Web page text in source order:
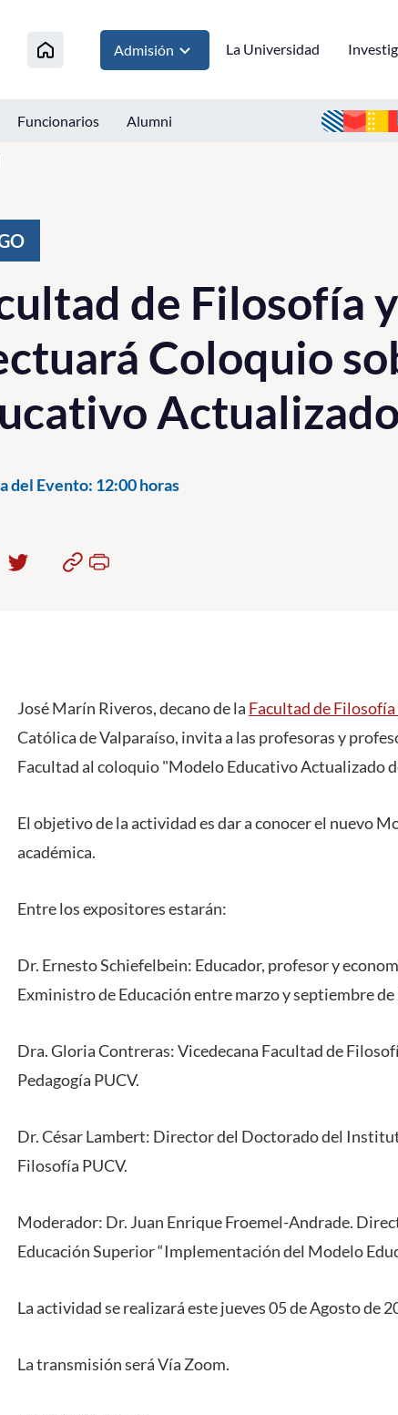
Admisión La Universidad
Funcionarios Alumni
de Filosofía
Coloquio
del Evento: 12:00 horas
José Marín Riveros, decano de la Facultad de Filosofía
Católica de Valparaíso, invita a las profesoras y
Facultad al coloquio "Modelo Educativo Actualizado
El objetivo de la actividad es dar a conocer el nuevo
académica.
Entre los expositores estarán:
Dr. Ernesto Schiefelbein: Educador, profesor y
Exministro de Educación entre marzo y septiembre de
Dra. Gloria Contreras: Vicedecana Facultad de
Pedagogía PUCV.
Dr. César Lambert: Director del Doctorado del
Filosofía PUCV.
Moderador: Dr. Juan Enrique Froemel-Andrade.
Educación Superior “Implementación del Modelo
La actividad se realizará este jueves 05 de Agosto de
La transmisión será Vía Zoom.